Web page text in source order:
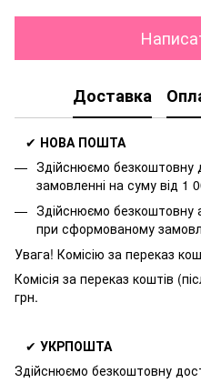
Доставка
✔ НОВА ПОШТА
Здійснюємо безкоштовну
замовленні на суму від 1
Здійснюємо безкоштовну
при сформованому
Увага! Комісію за переказ
Комісія за переказ коштів
грн.
✔ УКРПОШТА
Здійснюємо безкоштовну